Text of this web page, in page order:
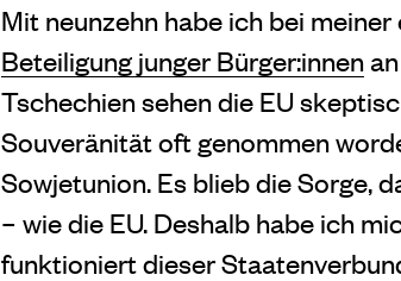
Mit neunzehn habe ich bei
Beteiligung junger Bürger:innen
Tschechien sehen die EU
Souveränität oft genommen
Sowjetunion. Es blieb die Sorge,
– wie die EU. Deshalb habe ich
funktioniert dieser